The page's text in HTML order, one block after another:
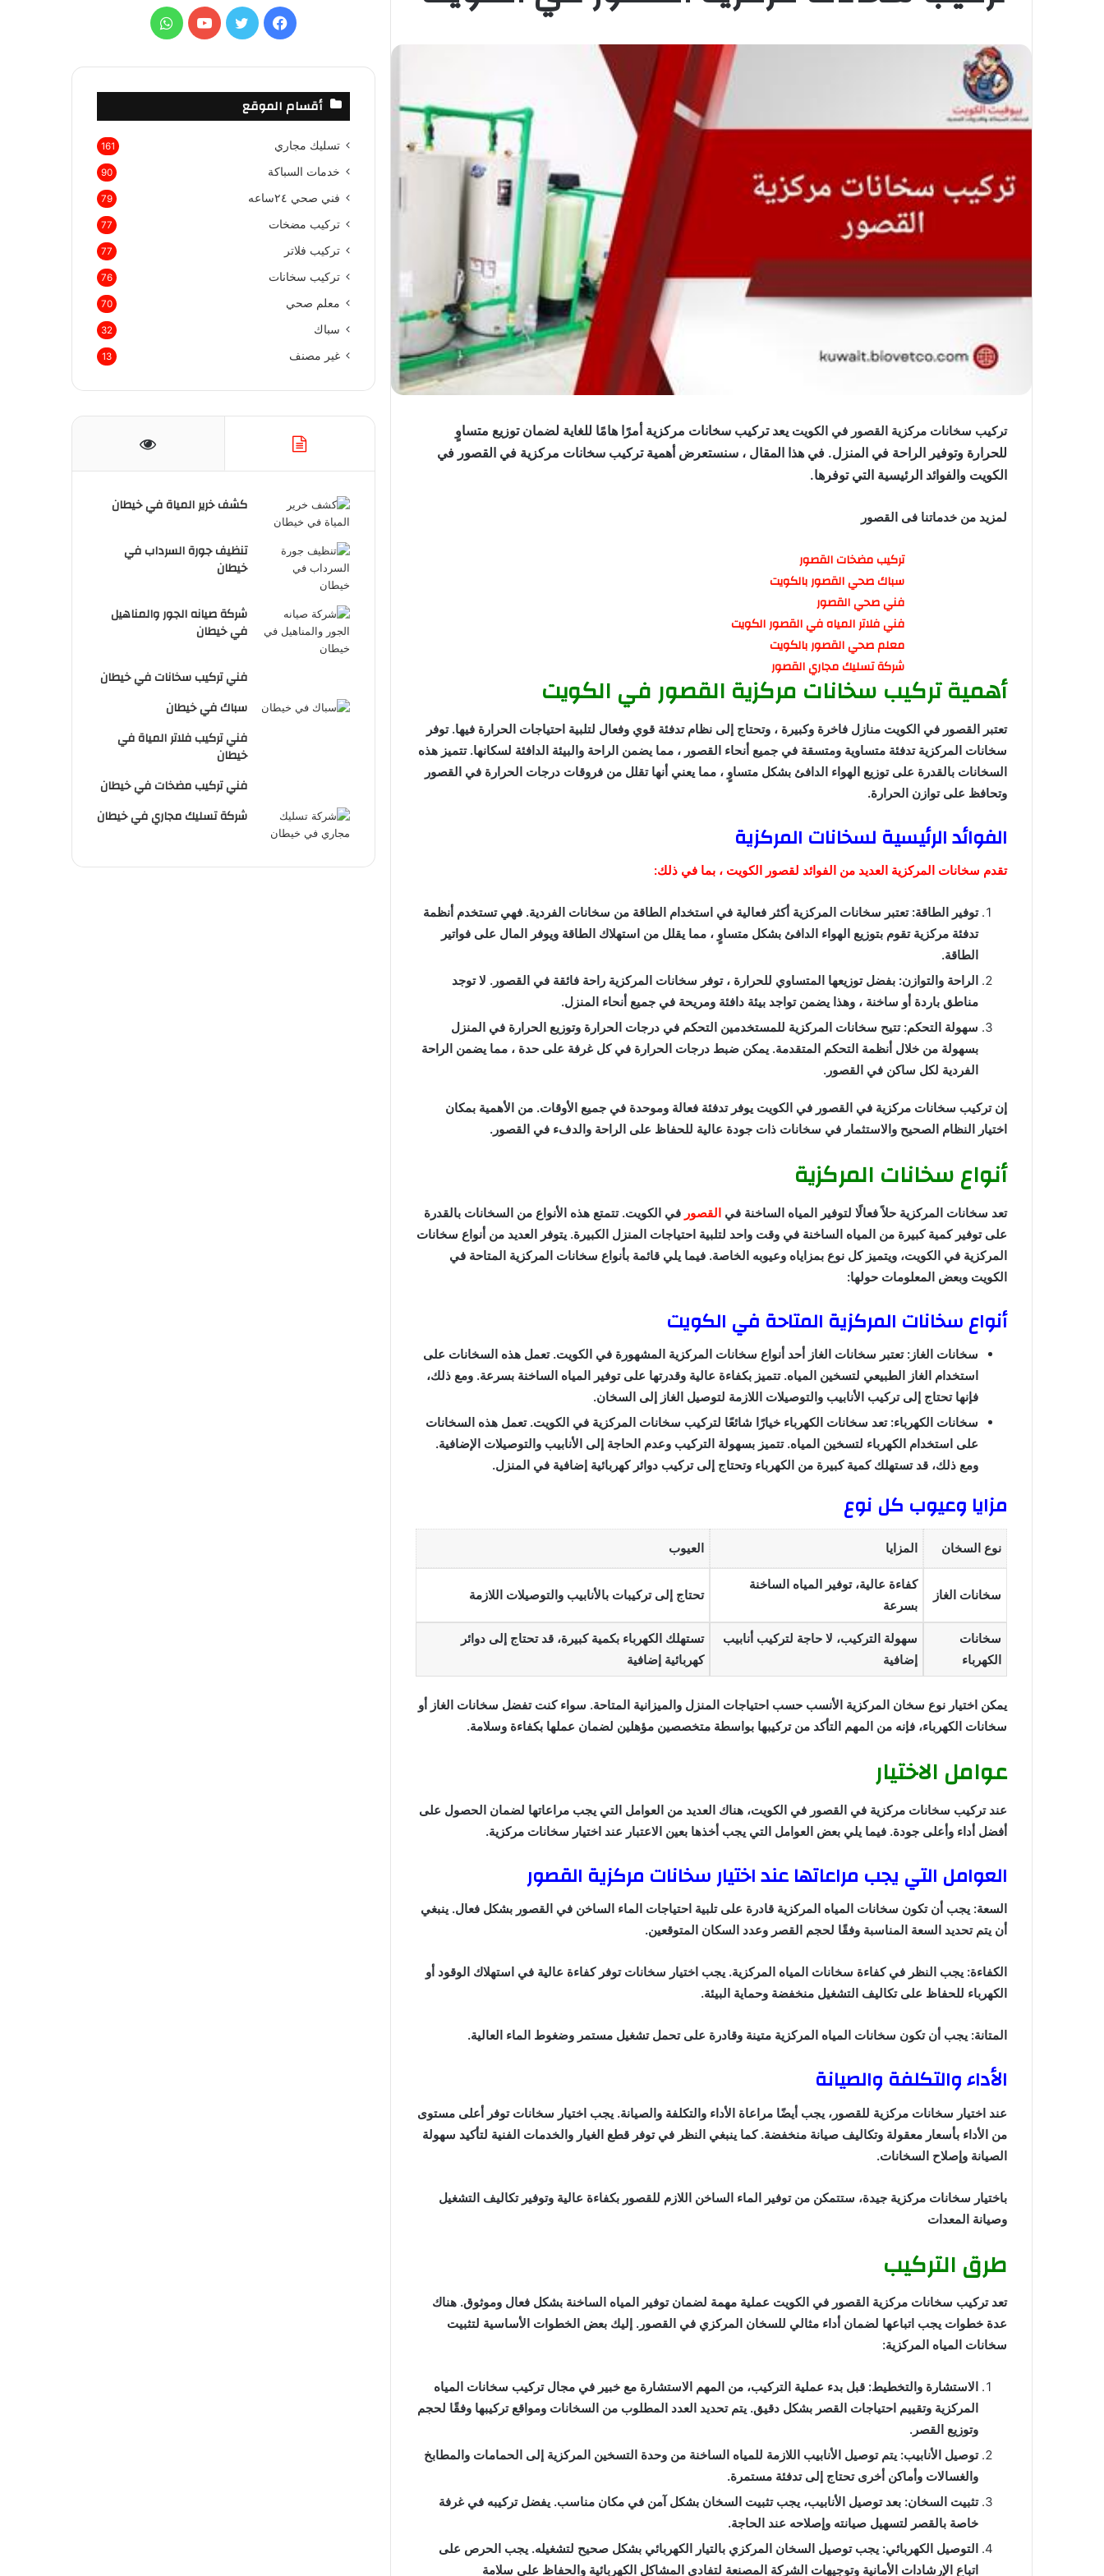
تركيب سخانات مركزية القصور في الكويت يعد تركيب سخانات مركزية أمرًا هامًا للغاية لضمان توزيع متساوٍ
للحرارة وتوفير الراحة في المنزل. في هذا المقال ، سنستعرض أهمية تركيب سخانات مركزية في القصور في
الكويت والفوائد الرئيسية التي توفرها.
لمزيد من خدماتنا فى القصور
تركيب مضخات القصور
سباك صحي القصور بالكويت
فني صحي القصور
فني فلاتر المياه في القصور الكويت
معلم صحي القصور بالكويت
شركة تسليك مجاري القصور
أهمية تركيب سخانات مركزية القصور في الكويت
تعتبر القصور في الكويت منازل فاخرة وكبيرة ، وتحتاج إلى نظام تدفئة قوي وفعال لتلبية احتياجات الحرارة فيها. توفر
سخانات المركزية تدفئة متساوية ومتسقة في جميع أنحاء القصور ، مما يضمن الراحة والبيئة الدافئة لسكانها. تتميز هذه
السخانات بالقدرة على توزيع الهواء الدافئ بشكل متساوٍ ، مما يعني أنها تقلل من فروقات درجات الحرارة في القصور
وتحافظ على توازن الحرارة.
الفوائد الرئيسية لسخانات المركزية
تقدم سخانات المركزية العديد من الفوائد لقصور الكويت ، بما في ذلك:
توفير الطاقة: تعتبر سخانات المركزية أكثر فعالية في استخدام الطاقة من سخانات الفردية. فهي تستخدم أنظمة
تدفئة مركزية تقوم بتوزيع الهواء الدافئ بشكل متساوٍ ، مما يقلل من استهلاك الطاقة ويوفر المال على فواتير
الطاقة.
الراحة والتوازن: بفضل توزيعها المتساوي للحرارة ، توفر سخانات المركزية راحة فائقة في القصور. لا توجد
مناطق باردة أو ساخنة ، وهذا يضمن تواجد بيئة دافئة ومريحة في جميع أنحاء المنزل.
سهولة التحكم: تتيح سخانات المركزية للمستخدمين التحكم في درجات الحرارة وتوزيع الحرارة في المنزل
بسهولة من خلال أنظمة التحكم المتقدمة. يمكن ضبط درجات الحرارة في كل غرفة على حدة ، مما يضمن الراحة
الفردية لكل ساكن في القصور.
إن تركيب سخانات مركزية في القصور في الكويت يوفر تدفئة فعالة وموحدة في جميع الأوقات. من الأهمية بمكان
اختيار النظام الصحيح والاستثمار في سخانات ذات جودة عالية للحفاظ على الراحة والدفء في القصور.
أنواع سخانات المركزية
تعد سخانات المركزية حلاً فعالًا لتوفير المياه الساخنة في القصور في الكويت. تتمتع هذه الأنواع من السخانات بالقدرة
على توفير كمية كبيرة من المياه الساخنة في وقت واحد لتلبية احتياجات المنزل الكبيرة. يتوفر العديد من أنواع سخانات
المركزية في الكويت، ويتميز كل نوع بمزاياه وعيوبه الخاصة. فيما يلي قائمة بأنواع سخانات المركزية المتاحة في
الكويت وبعض المعلومات حولها:
أنواع سخانات المركزية المتاحة في الكويت
سخانات الغاز: تعتبر سخانات الغاز أحد أنواع سخانات المركزية المشهورة في الكويت. تعمل هذه السخانات على
استخدام الغاز الطبيعي لتسخين المياه. تتميز بكفاءة عالية وقدرتها على توفير المياه الساخنة بسرعة. ومع ذلك،
فإنها تحتاج إلى تركيب الأنابيب والتوصيلات اللازمة لتوصيل الغاز إلى السخان.
سخانات الكهرباء: تعد سخانات الكهرباء خيارًا شائعًا لتركيب سخانات المركزية في الكويت. تعمل هذه السخانات
على استخدام الكهرباء لتسخين المياه. تتميز بسهولة التركيب وعدم الحاجة إلى الأنابيب والتوصيلات الإضافية.
ومع ذلك، قد تستهلك كمية كبيرة من الكهرباء وتحتاج إلى تركيب دوائر كهربائية إضافية في المنزل.
مزايا وعيوب كل نوع
نوع السخان المزايا العيوب
سخانات الغاز
كفاءة عالية، توفير المياه الساخنة
بسرعة
تحتاج إلى تركيبات بالأنابيب والتوصيلات اللازمة
سخانات
الكهرباء
سهولة التركيب، لا حاجة لتركيب أنابيب
إضافية
تستهلك الكهرباء بكمية كبيرة، قد تحتاج إلى دوائر
كهربائية إضافية
يمكن اختيار نوع سخان المركزية الأنسب حسب احتياجات المنزل والميزانية المتاحة. سواء كنت تفضل سخانات الغاز أو
سخانات الكهرباء، فإنه من المهم التأكد من تركيبها بواسطة متخصصين مؤهلين لضمان عملها بكفاءة وسلامة.
عوامل الاختيار
عند تركيب سخانات مركزية في القصور في الكويت، هناك العديد من العوامل التي يجب مراعاتها لضمان الحصول على
أفضل أداء وأعلى جودة. فيما يلي بعض العوامل التي يجب أخذها بعين الاعتبار عند اختيار سخانات مركزية.
العوامل التي يجب مراعاتها عند اختيار سخانات مركزية القصور
السعة: يجب أن تكون سخانات المياه المركزية قادرة على تلبية احتياجات الماء الساخن في القصور بشكل فعال. ينبغي
أن يتم تحديد السعة المناسبة وفقًا لحجم القصر وعدد السكان المتوقعين.
الكفاءة: يجب النظر في كفاءة سخانات المياه المركزية. يجب اختيار سخانات توفر كفاءة عالية في استهلاك الوقود أو
الكهرباء للحفاظ على تكاليف التشغيل منخفضة وحماية البيئة.
المتانة: يجب أن تكون سخانات المياه المركزية متينة وقادرة على تحمل تشغيل مستمر وضغوط الماء العالية.
الأداء والتكلفة والصيانة
عند اختيار سخانات مركزية للقصور، يجب أيضًا مراعاة الأداء والتكلفة والصيانة. يجب اختيار سخانات توفر أعلى مستوى
من الأداء بأسعار معقولة وتكاليف صيانة منخفضة. كما ينبغي النظر في توفر قطع الغيار والخدمات الفنية لتأكيد سهولة
الصيانة وإصلاح السخانات.
باختيار سخانات مركزية جيدة، ستتمكن من توفير الماء الساخن اللازم للقصور بكفاءة عالية وتوفير تكاليف التشغيل
وصيانة المعدات
طرق التركيب
تعد تركيب سخانات مركزية القصور في الكويت عملية مهمة لضمان توفير المياه الساخنة بشكل فعال وموثوق. هناك
عدة خطوات يجب اتباعها لضمان أداء مثالي للسخان المركزي في القصور. إليك بعض الخطوات الأساسية لتثبيت
سخانات المياه المركزية:
الاستشارة والتخطيط: قبل بدء عملية التركيب، من المهم الاستشارة مع خبير في مجال تركيب سخانات المياه
المركزية وتقييم احتياجات القصر بشكل دقيق. يتم تحديد العدد المطلوب من السخانات ومواقع تركيبها وفقًا لحجم
وتوزيع القصر.
توصيل الأنابيب: يتم توصيل الأنابيب اللازمة للمياه الساخنة من وحدة التسخين المركزية إلى الحمامات والمطابخ
والغسالات وأماكن أخرى تحتاج إلى تدفئة مستمرة.
تثبيت السخان: بعد توصيل الأنابيب، يجب تثبيت السخان بشكل آمن في مكان مناسب. يفضل تركيبه في غرفة
خاصة بالقصر لتسهيل صيانته وإصلاحه عند الحاجة.
التوصيل الكهربائي: يجب توصيل السخان المركزي بالتيار الكهربائي بشكل صحيح لتشغيله. يجب الحرص على
اتباع الإرشادات الأمانية وتوجيهات الشركة المصنعة لتفادي المشاكل الكهربائية والحفاظ على سلامة
ع
ن
ف
س
ب
ي
ت
ت
ي
و
ت
س
أقسام الموقع
تسليك مجاري 161
خدمات السباكة 90
فني صحي ٢٤ساعه 79
تركيب مضخات 77
تركيب فلاتر 77
تركيب سخانات 76
معلم صحي 70
سباك 32
غير مصنف 13
كشف خرير المياة في خيطان
تنظيف جورة السرداب في
خيطان
شركة صيانه الجور والمناهيل
في خيطان
فني تركيب سخانات في خيطان
سباك في خيطان
فني تركيب فلاتر المياة في
خيطان
فني تركيب مضخات في خيطان
شركة تسليك مجاري في خيطان